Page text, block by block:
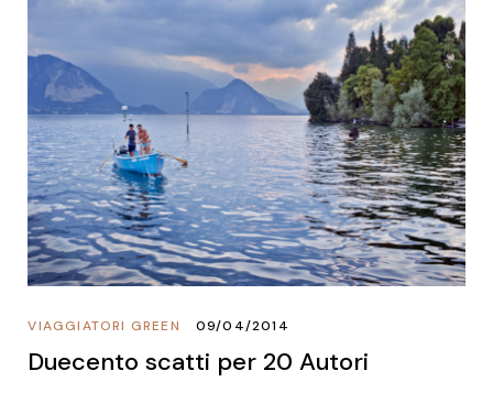
VIAGGIATORI GREEN 09/04/2014
Duecento scatti per 20 Autori